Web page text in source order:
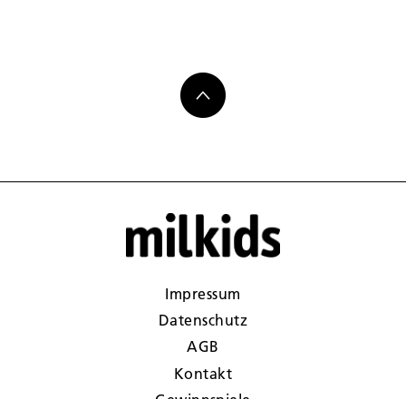
Impressum
Datenschutz
AGB
Kontakt